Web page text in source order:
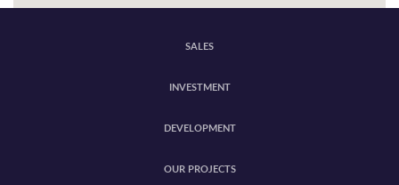
SALES
INVESTMENT
DEVELOPMENT
OUR PROJECTS